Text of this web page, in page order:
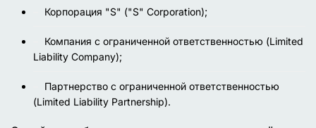
Корпорация "S" ("S" Corporation);
Компания с ограниченной ответственностью (Limited
Liability Company);
Партнерство с ограниченной ответственностью
(Limited Liability Partnership).